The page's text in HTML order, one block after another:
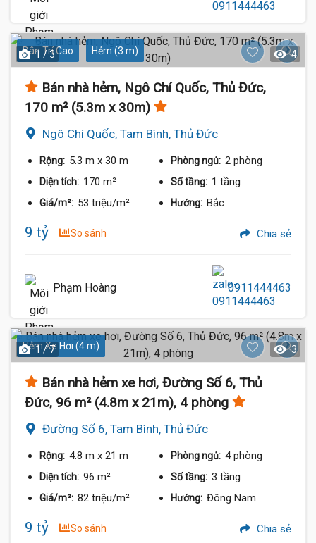
Dân Trí Cao Hẻm (3 m)
1 / 3 4
Bán nhà hẻm, Ngô Chí Quốc, Thủ Đức,
170 m² (5.3m x 30m)
Ngô Chí Quốc, Tam Bình, Thủ Đức
Rộng: 5.3 m x 30 m Phòng ngủ: 2 phòng
Diện tích: 170 m² Số tầng: 1 tầng
Giá/m²: 53 triệu/m² Hướng: Bắc
9 tỷ So sánh Chia sẻ
Phạm Hoàng 0911444463
Hẻm Xe Hơi (4 m)
1 / 7 3
Bán nhà hẻm xe hơi, Đường Số 6, Thủ
Đức, 96 m² (4.8m x 21m), 4 phòng
Đường Số 6, Tam Bình, Thủ Đức
Rộng: 4.8 m x 21 m Phòng ngủ: 4 phòng
Diện tích: 96 m² Số tầng: 3 tầng
Giá/m²: 82 triệu/m² Hướng: Đông Nam
9 tỷ So sánh Chia sẻ